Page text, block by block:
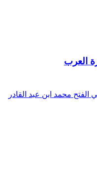
العرب
محمد ابن عبد القادر
الجيلاني الحسني